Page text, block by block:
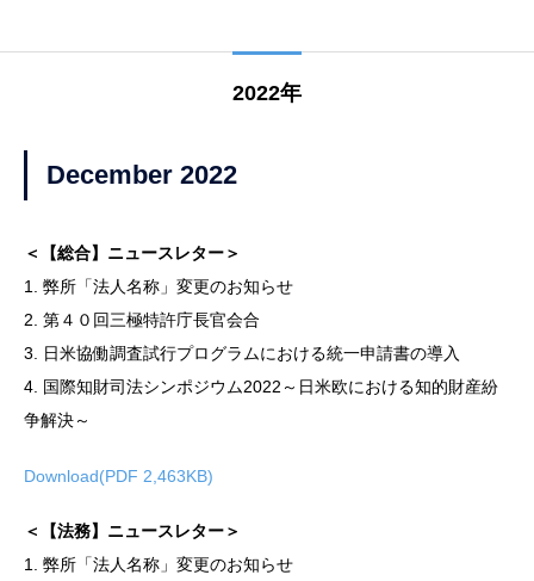
2022年
December 2022
＜【総合】ニュースレター＞
1. 弊所「法人名称」変更のお知らせ
2. 第４０回三極特許庁長官会合
3. 日米協働調査試行プログラムにおける統一申請書の導入
4. 国際知財司法シンポジウム2022～日米欧における知的財産紛
争解決～
Download(PDF 2,463KB)
＜【法務】ニュースレター＞
1. 弊所「法人名称」変更のお知らせ